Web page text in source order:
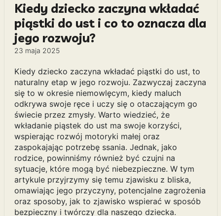
Kiedy dziecko zaczyna wkładać
piąstki do ust i co to oznacza dla
jego rozwoju?
23 maja 2025
Kiedy dziecko zaczyna wkładać piąstki do ust, to
naturalny etap w jego rozwoju. Zazwyczaj zaczyna
się to w okresie niemowlęcym, kiedy maluch
odkrywa swoje ręce i uczy się o otaczającym go
świecie przez zmysły. Warto wiedzieć, że
wkładanie piąstek do ust ma swoje korzyści,
wspierając rozwój motoryki małej oraz
zaspokajając potrzebę ssania. Jednak, jako
rodzice, powinniśmy również być czujni na
sytuacje, które mogą być niebezpieczne. W tym
artykule przyjrzymy się temu zjawisku z bliska,
omawiając jego przyczyny, potencjalne zagrożenia
oraz sposoby, jak to zjawisko wspierać w sposób
bezpieczny i twórczy dla naszego dziecka.